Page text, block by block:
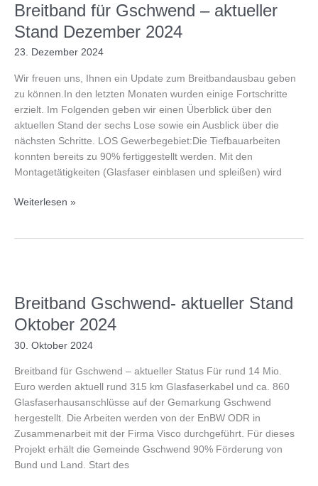
Breitband für Gschwend – aktueller
Stand Dezember 2024
23. Dezember 2024
Wir freuen uns, Ihnen ein Update zum Breitbandausbau geben
zu können.In den letzten Monaten wurden einige Fortschritte
erzielt. Im Folgenden geben wir einen Überblick über den
aktuellen Stand der sechs Lose sowie ein Ausblick über die
nächsten Schritte. LOS Gewerbegebiet:Die Tiefbauarbeiten
konnten bereits zu 90% fertiggestellt werden. Mit den
Montagetätigkeiten (Glasfaser einblasen und spleißen) wird
Breitband
Dezember
2024
Weiterlesen »
Breitband Gschwend- aktueller Stand
Oktober 2024
30. Oktober 2024
Breitband für Gschwend – aktueller Status Für rund 14 Mio.
Euro werden aktuell rund 315 km Glasfaserkabel und ca. 860
Glasfaserhausanschlüsse auf der Gemarkung Gschwend
hergestellt. Die Arbeiten werden von der EnBW ODR in
Zusammenarbeit mit der Firma Visco durchgeführt. Für dieses
Projekt erhält die Gemeinde Gschwend 90% Förderung von
Bund und Land. Start des